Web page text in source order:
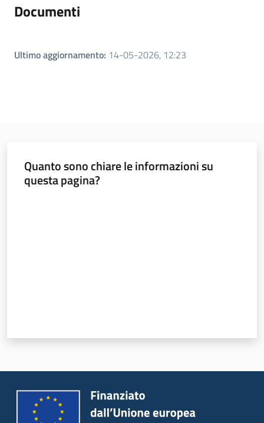
Documenti
Ultimo aggiornamento: 14-05-2026, 12:23
Quanto sono chiare le informazioni su
questa pagina?